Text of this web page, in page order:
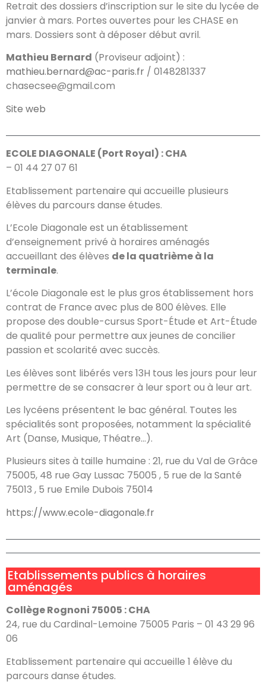
Retrait des dossiers d’inscription sur le site du lycée de
janvier à mars. Portes ouvertes pour les CHASE en
mars. Dossiers sont à déposer début avril.
Mathieu Bernard (Proviseur adjoint) :
mathieu.bernard@ac-paris.fr / 0148281337
chasecsee@gmail.com
Site web
ECOLE DIAGONALE (Port Royal) : CHA
– 01 44 27 07 61
Etablissement partenaire qui accueille plusieurs
élèves du parcours danse études.
L’Ecole Diagonale est un établissement
d’enseignement privé à horaires aménagés
accueillant des élèves de la quatrième à la
terminale.
L’école Diagonale est le plus gros établissement hors
contrat de France avec plus de 800 élèves. Elle
propose des double-cursus Sport-Étude et Art-Étude
de qualité pour permettre aux jeunes de concilier
passion et scolarité avec succès.
Les élèves sont libérés vers 13H tous les jours pour leur
permettre de se consacrer à leur sport ou à leur art.
Les lycéens présentent le bac général. Toutes les
spécialités sont proposées, notamment la spécialité
Art (Danse, Musique, Théatre…).
Plusieurs sites à taille humaine : 21, rue du Val de Grâce
75005, 48 rue Gay Lussac 75005 , 5 rue de la Santé
75013 , 5 rue Emile Dubois 75014
https://www.ecole-diagonale.fr
Etablissements publics à horaires
aménagés
Collège Rognoni 75005 : CHA
24, rue du Cardinal-Lemoine 75005 Paris – 01 43 29 96
06
Etablissement partenaire qui accueille 1 élève du
parcours danse études.